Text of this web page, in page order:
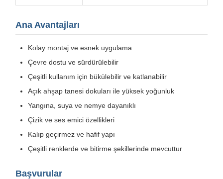
Ana Avantajları
Kolay montaj ve esnek uygulama
Çevre dostu ve sürdürülebilir
Çeşitli kullanım için bükülebilir ve katlanabilir
Açık ahşap tanesi dokuları ile yüksek yoğunluk
Yangına, suya ve nemye dayanıklı
Çizik ve ses emici özellikleri
Kalıp geçirmez ve hafif yapı
Çeşitli renklerde ve bitirme şekillerinde mevcuttur
Başvurular